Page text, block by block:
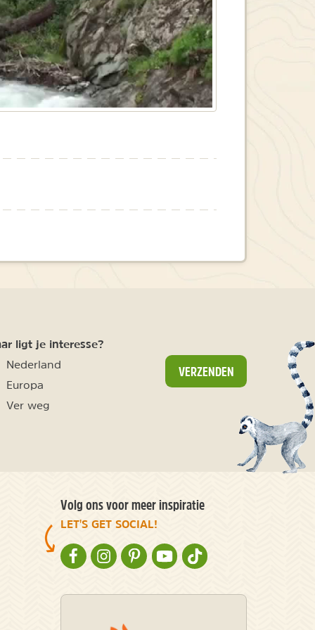
ligt je interesse?
Nederland
Europa
Ver weg
VERZENDEN
Volg ons voor meer inspiratie
LET'S GET SOCIAL!
NATURESCANNER OP FACEBOOK
NATURESCANNER OP INSTAGRAM
NATURESCANNER OP PINTEREST
NATURESCANNER OP YOUTUBE
NATURESCANNER OP